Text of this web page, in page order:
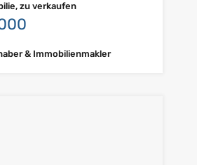
zu verkaufen
& Immobilienmakler